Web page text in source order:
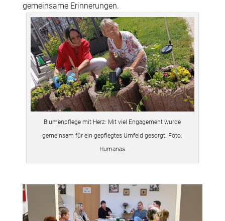
gemeinsame Erinnerungen.
Blumenpflege mit Herz: Mit viel Engagement wurde
gemeinsam für ein gepflegtes Umfeld gesorgt. Foto:
Humanas